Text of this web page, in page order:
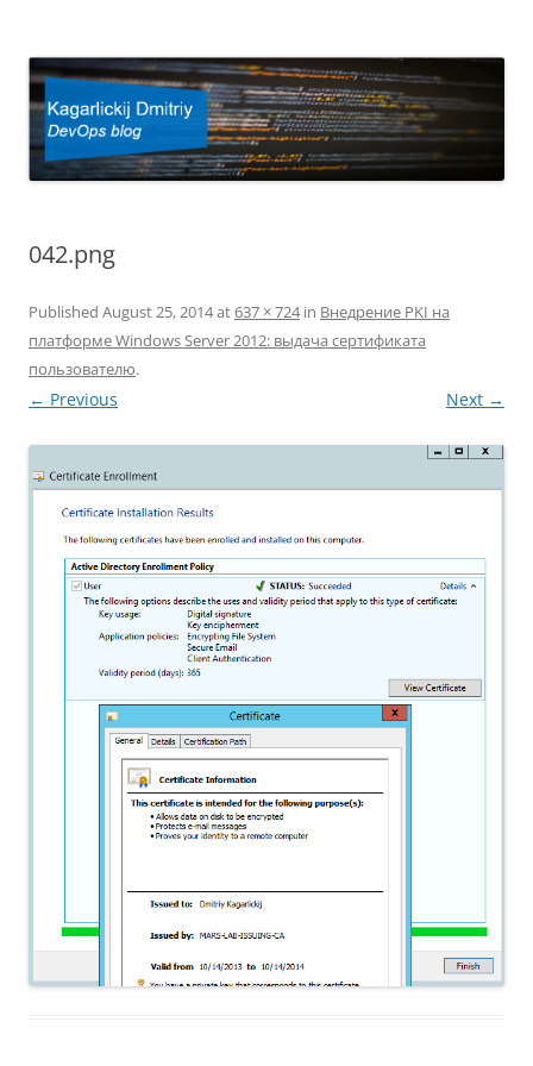
042.png
Published August 25, 2014at637 × 724in Внедрение PKI на
платформе Windows Server 2012: выдача сертификата
пользователю.
← Previous Next →